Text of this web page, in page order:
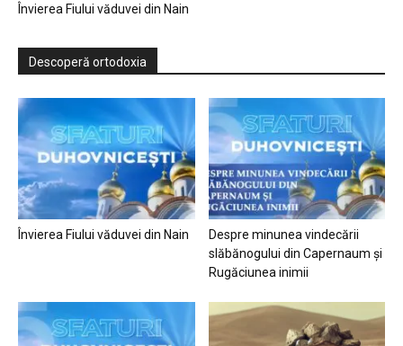
Învierea Fiului văduvei din Nain
Descoperă ortodoxia
Învierea Fiului văduvei din Nain
Despre minunea vindecării
slăbănogului din Capernaum și
Rugăciunea inimii